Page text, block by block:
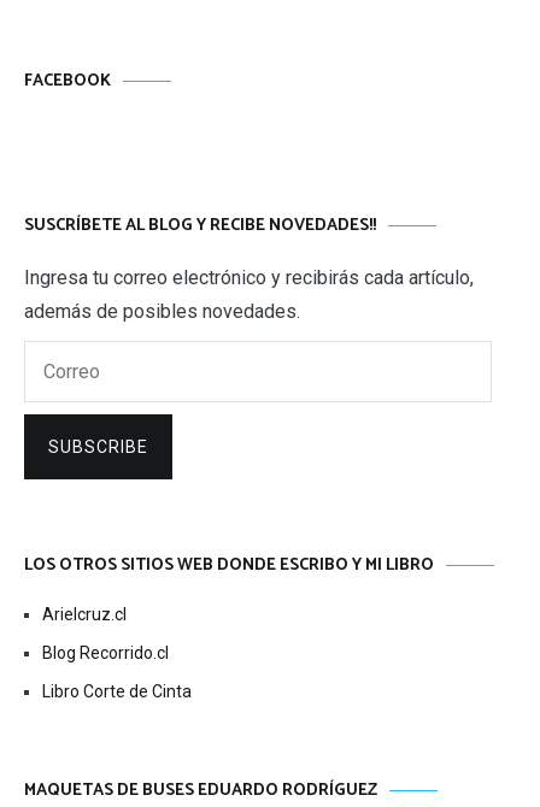
FACEBOOK
SUSCRÍBETE AL BLOG Y RECIBE NOVEDADES!!
Ingresa tu correo electrónico y recibirás cada artículo,
además de posibles novedades.
SUBSCRIBE
LOS OTROS SITIOS WEB DONDE ESCRIBO Y MI LIBRO
Arielcruz.cl
Blog Recorrido.cl
Libro Corte de Cinta
MAQUETAS DE BUSES EDUARDO RODRÍGUEZ